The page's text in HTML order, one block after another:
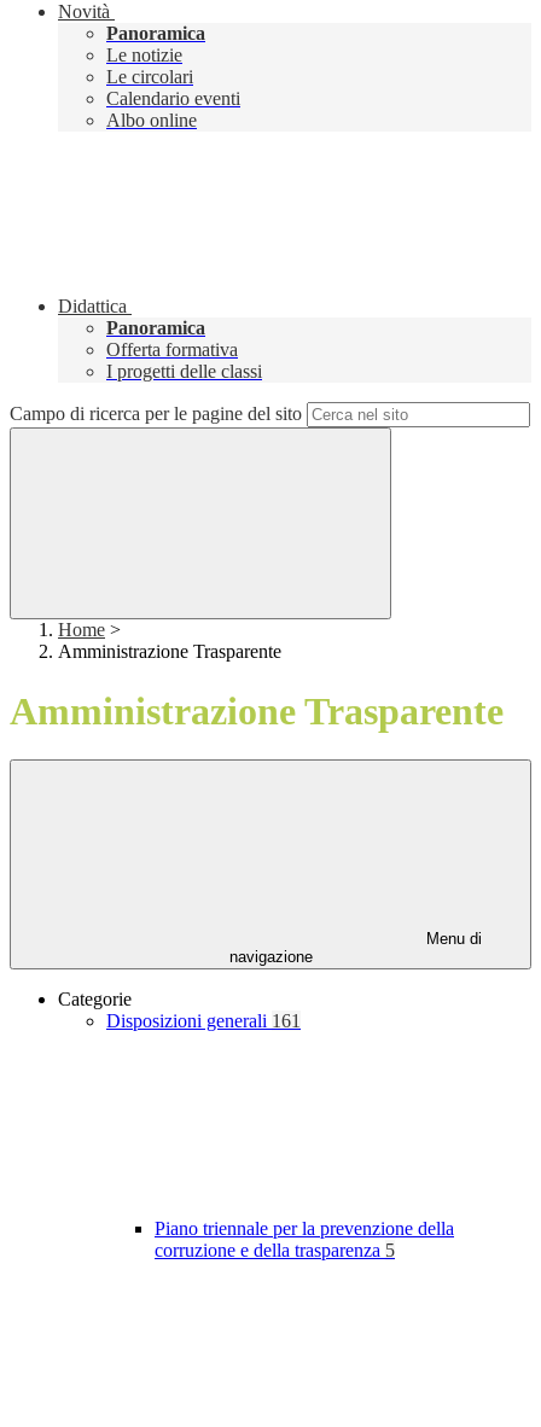
Novità
Panoramica
Le notizie
Le circolari
Calendario eventi
Albo online
Didattica
Panoramica
Offerta formativa
I progetti delle classi
Campo di ricerca per le pagine del sito
Home >
Amministrazione Trasparente
Amministrazione Trasparente
Menu di
navigazione
Categorie
Disposizioni generali 161
Piano triennale per la prevenzione della
corruzione e della trasparenza 5